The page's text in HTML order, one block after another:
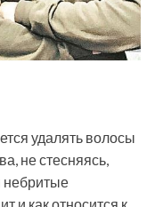
удалять волосы
не стесняясь,
небритые
и как относится к